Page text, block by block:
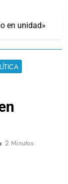
en unidad»
2 Minutos